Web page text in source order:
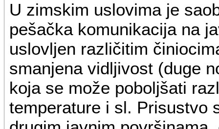
U zimskim uslovima je
pešačka komunikacija na
uslovljen različitim
smanjena vidljivost (duge
koja se može poboljšati
temperature i sl. Prisustvo